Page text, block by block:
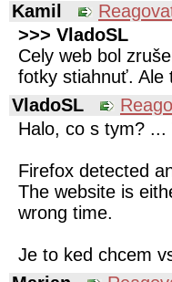
Kamil
>>> VladoSL
Cely web bol
fotky stiahnuť. Ale
VladoSL
Halo, co s tym? ...
Firefox detected
The website is
wrong time.
Je to ked chcem